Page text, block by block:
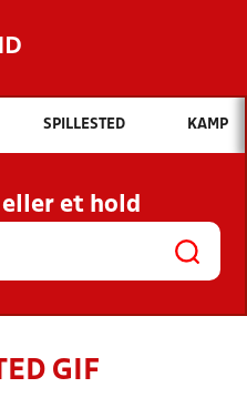
Hvad vil du søge efter?
OG NYHEDER
KLUBBER OG
SPILLESTED KAMP
et hold
GIF